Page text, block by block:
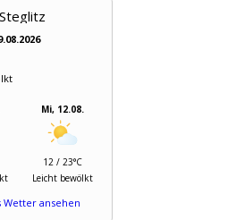
Mi, 12.08.
12 / 23°C
Leicht bewölkt
Wetter ansehen